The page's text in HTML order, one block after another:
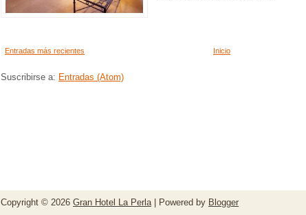
Entradas más recientes Inicio
Suscribirse a: Entradas (Atom)
Copyright © 2026 Gran Hotel La Perla| Powered by Blogger